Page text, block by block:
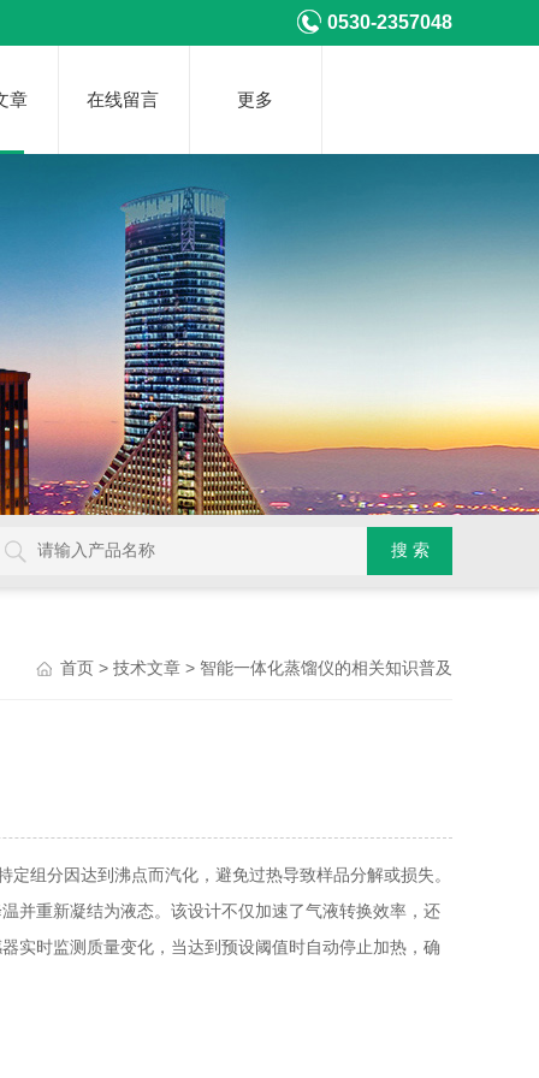
0530-2357048
章 在线留言 更多
首页 > 技术文章 > 智能一体化蒸馏仪的相关知识普及
组分因达到沸点而汽化，避免过热导致样品分解或损失。
并重新凝结为液态。该设计不仅加速了气液转换效率，还
实时监测质量变化，当达到预设阈值时自动停止加热，确